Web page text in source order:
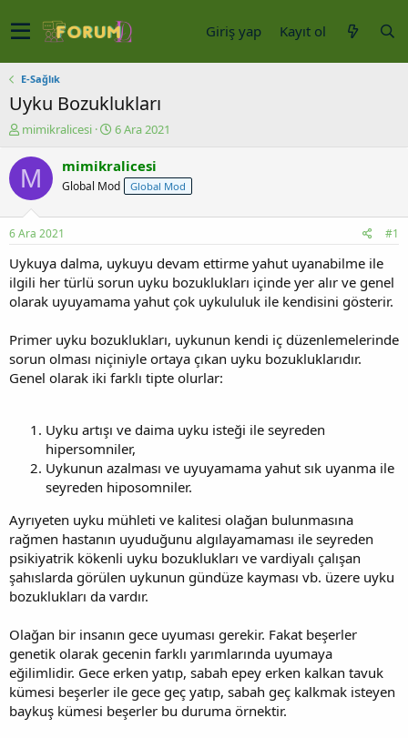
Giriş yap Kayıt ol
E-Sağlık
Uyku Bozuklukları
K
n
u
y
b
a
ş
l
a
t
n
mimikralicesi
B
ş
a
ç
t
a
r
h
i
6 Ara 2021
M mimikralicesi
Global Mod Global Mod
6 Ara 2021 #1
Uykuya dalma, uykuyu devam ettirme yahut uyanabilme ile
ilgili her türlü sorun uyku bozuklukları içinde yer alır ve genel
olarak uyuyamama yahut çok uykululuk ile kendisini gösterir.
Primer uyku bozuklukları, uykunun kendi iç düzenlemelerinde
sorun olması niçiniyle ortaya çıkan uyku bozukluklarıdır.
Genel olarak iki farklı tipte olurlar:
Uyku artışı ve daima uyku isteği ile seyreden
hipersomniler,
Uykunun azalması ve uyuyamama yahut sık uyanma ile
seyreden hiposomniler.
Ayrıyeten uyku mühleti ve kalitesi olağan bulunmasına
rağmen hastanın uyuduğunu algılayamaması ile seyreden
psikiyatrik kökenli uyku bozuklukları ve vardiyalı çalışan
şahıslarda görülen uykunun gündüze kayması vb. üzere uyku
bozuklukları da vardır.
Olağan bir insanın gece uyuması gerekir. Fakat beşerler
genetik olarak gecenin farklı yarımlarında uyumaya
eğilimlidir. Gece erken yatıp, sabah epey erken kalkan tavuk
kümesi beşerler ile gece geç yatıp, sabah geç kalkmak isteyen
baykuş kümesi beşerler bu duruma örnektir.